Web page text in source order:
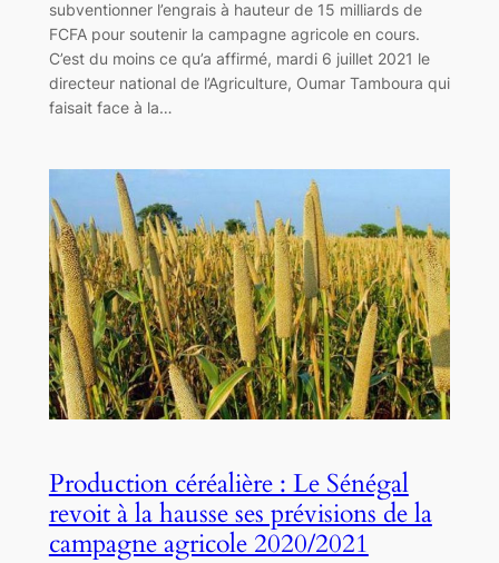
subventionner l’engrais à hauteur de 15 milliards de
FCFA pour soutenir la campagne agricole en cours.
C’est du moins ce qu’a affirmé, mardi 6 juillet 2021 le
directeur national de l’Agriculture, Oumar Tamboura qui
faisait face à la…
Production céréalière : Le Sénégal
revoit à la hausse ses prévisions de la
campagne agricole 2020/2021